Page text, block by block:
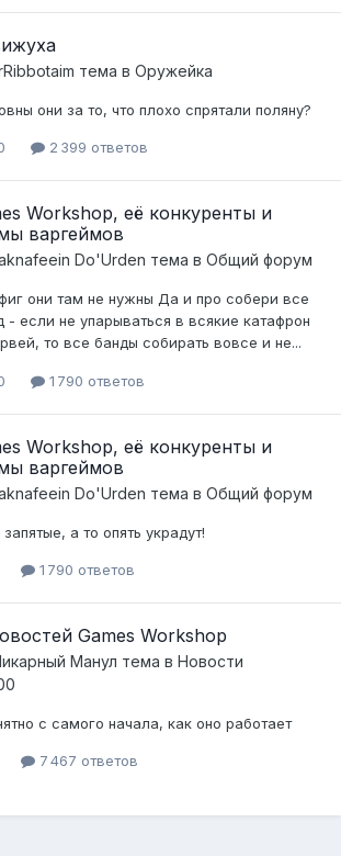
тема в Оружейка
они за то, что плохо спрятали поляну?
2 399 ответов
Workshop, её конкуренты и
варгеймов
Do'Urden тема в Общий форум
они там не нужны Да и про собери все
если не упарываться в всякие катафрон
то все банды собирать вовсе и не...
1 790 ответов
Workshop, её конкуренты и
варгеймов
Do'Urden тема в Общий форум
а то опять украдут!
1 790 ответов
Games Workshop
Манул тема в Новости
с самого начала, как оно работает
7 467 ответов